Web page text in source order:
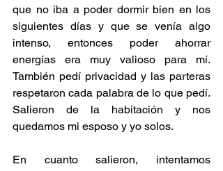
que no iba a poder dormir bien en los
siguientes días y que se venía algo
intenso, entonces poder ahorrar
energías era muy valioso para mí.
También pedí privacidad y las parteras
respetaron cada palabra de lo que pedí.
Salieron de la habitación y nos
quedamos mi esposo y yo solos.
En cuanto salieron, intentamos